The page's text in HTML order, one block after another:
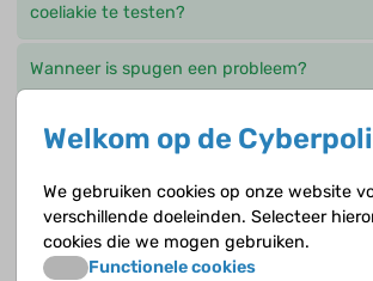
coeliakie te testen?
Wanneer is spugen een probleem?
Wat gebeurt er bij een anusafsluiting?
Wat gebeurt er bij een slokdarmafsluiting
(oesofagusatresie)?
Wat is arteria lusoria?
Welkom op de
We gebruiken cookies op onze website
verschillende doeleinden. Selecteer
cookies die we mogen gebruiken.
Functionele cookies